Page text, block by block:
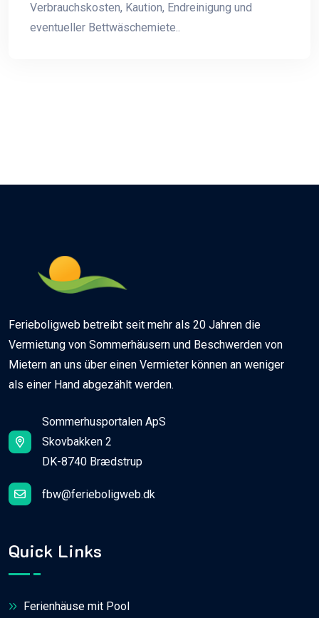
Verbrauchskosten, Kaution, Endreinigung und
eventueller Bettwäschemiete..
Ferieboligweb betreibt seit mehr als 20 Jahren die
Vermietung von Sommerhäusern und Beschwerden von
Mietern an uns über einen Vermieter können an weniger
als einer Hand abgezählt werden.
Sommerhusportalen ApS
Skovbakken 2
DK-8740 Brædstrup
fbw@ferieboligweb.dk
Quick Links
Ferienhäuse mit Pool